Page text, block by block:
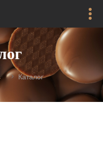
Каталог